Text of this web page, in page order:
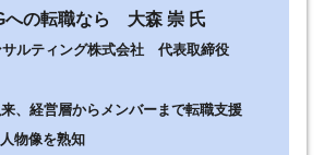
への転職なら 大森 崇 氏
サルティング株式会社 代表取締役
、経営層からメンバーまで転職支援
物像を熟知